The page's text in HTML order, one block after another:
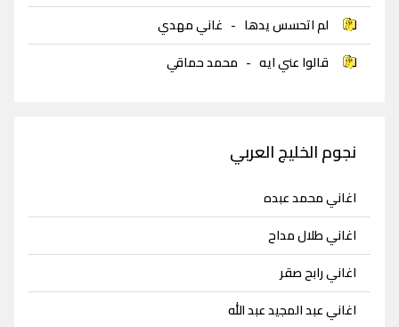
لم اتحسس يدها - غاني مهدي
قالوا عني ايه - محمد حماقي
نجوم الخليج العربي
اغاني محمد عبده
اغاني طلال مداح
اغاني رابح صقر
اغاني عبد المجيد عبد الله